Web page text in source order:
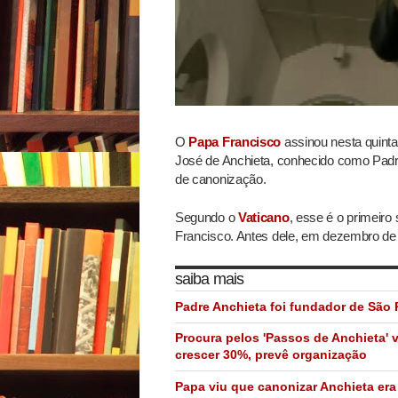
O Papa Francisco assinou nesta
José de Anchieta, conhecido como
de canonização.
Segundo oVaticano, esse é o primeiro
Francisco. Antes dele, em dezembro
saiba mais
Padre Anchieta foi fundador de São
Procura pelos 'Passos de Anchieta'
crescer 30%, prevê organização
Papa viu que canonizar Anchieta